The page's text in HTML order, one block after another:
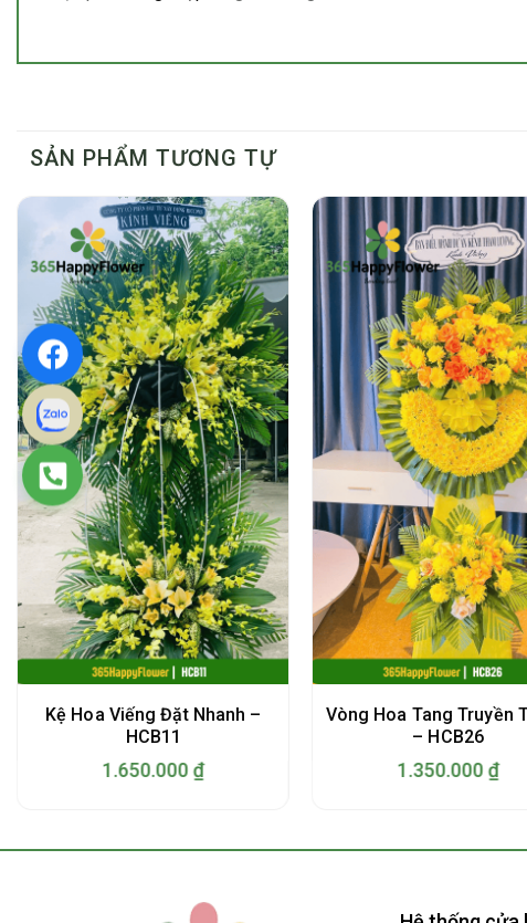
SẢN PHẨM TƯƠNG TỰ
Kệ Hoa Viếng Đặt Nhanh –
HCB11
1.650.000 ₫
Vòng Hoa Tang Truyền
– HCB26
1.350.000 ₫